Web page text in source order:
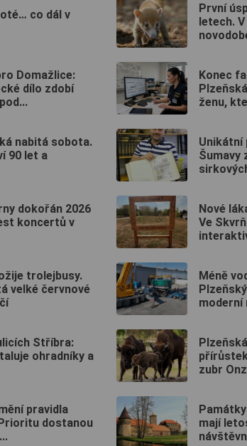
co dál v
Domažlice:
dílo zdobí
nabitá sobota.
90 let a
dokořán 2026
koncertů v
trolejbusy.
velké červnové
Stříbra:
ohradníky a
pravidla
dostanou
První
letech.
Konec
ženu,
Unikátní
Šumavy
Nové
Ve
Méně
moderní
zubr
mají